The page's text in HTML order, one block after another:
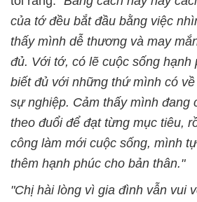
của tớ đều bắt đầu bằng việc
thấy mình dễ thương và may
đủ. Với tớ, có lẽ cuộc sống hạnh
biết đủ với những thứ mình có
sự nghiệp. Cảm thấy mình đang
theo đuổi để đạt từng mục tiêu,
công làm mới cuộc sống, mình
thêm hạnh phúc cho bản thân."
"Chị hài lòng vì gia đình vẫn vui